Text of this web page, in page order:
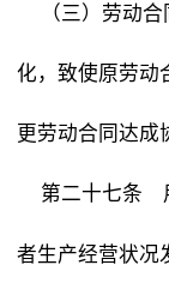
（三）劳动合
化，致使原劳动
更劳动合同达成
第二十七条
者生产经营状况